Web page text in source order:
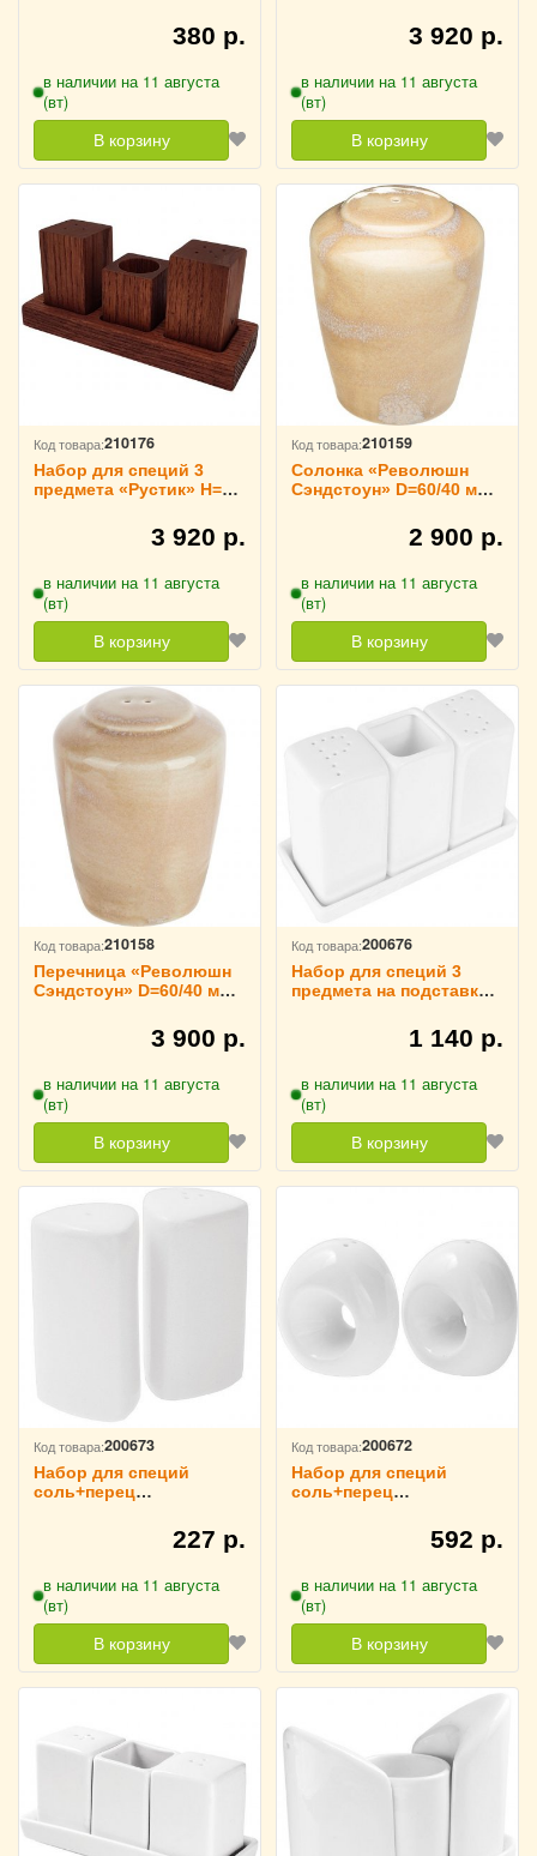
380 р.
в наличии на 11 августа
(вт)
В корзину
3 920 р.
в наличии на 11 августа
(вт)
В корзину
Код товара:210176
Набор для специй 3
предмета «Рустик» H=8
3 920 р.
в наличии на 11 августа
(вт)
В корзину
Код товара:210159
Солонка «Революшн
Сэндстоун» D=60/40 мм,
2 900 р.
в наличии на 11 августа
(вт)
В корзину
Код товара:210158
Перечница «Революшн
Сэндстоун» D=60/40 мм,
3 900 р.
в наличии на 11 августа
(вт)
В корзину
Код товара:200676
Набор для специй 3
предмета на подставке
L=140 мм B=55 мм
KunstWerk, 31722141 140 р.
в наличии на 11 августа
(вт)
В корзину
Код товара:200673
Набор для специй
соль+перец
см B=4 см KunstWerk,
227 р.
в наличии на 11 августа
(вт)
В корзину
Код товара:200672
Набор для специй
соль+перец
KunstWerk, 3172134592 р.
в наличии на 11 августа
(вт)
В корзину